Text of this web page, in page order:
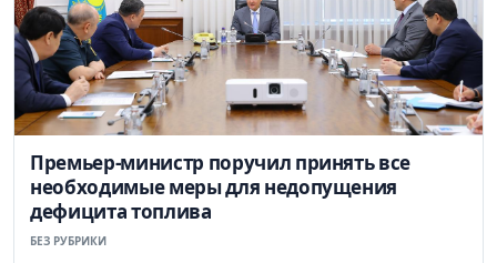
Премьер-министр поручил принять все
необходимые меры для недопущения
дефицита топлива
БЕЗ РУБРИКИ